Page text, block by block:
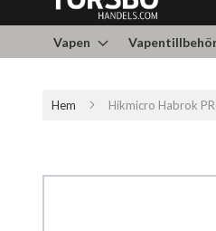
Vapen
Hem Hikmicro Habrok